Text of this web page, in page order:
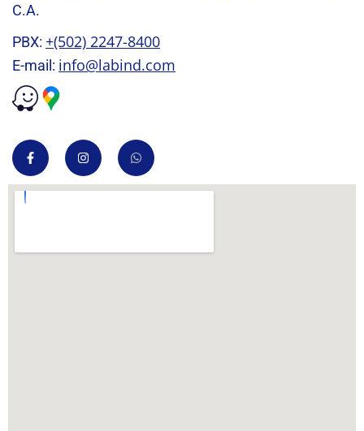
C.A.
PBX: +(502) 2247-8400
E-mail: info@labind.com